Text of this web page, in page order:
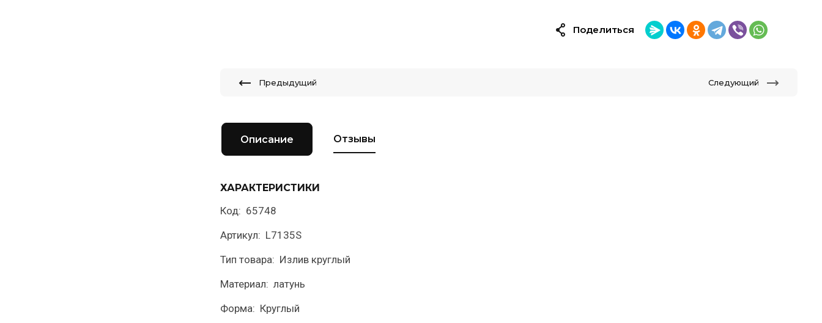
Поделиться
Предыдущий Следующий
Описание Отзывы
ХАРАКТЕРИСТИКИ
Код: 65748
Артикул: L7135S
Тип товара: Излив круглый
Материал: латунь
Форма: Круглый